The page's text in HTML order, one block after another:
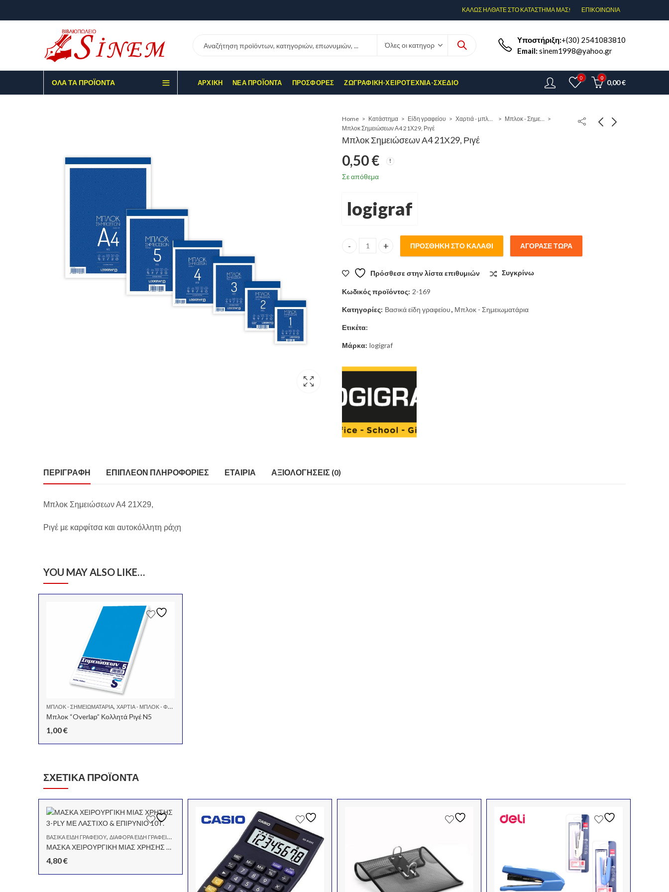
ΚΑΛΩΣ ΗΛΘΑΤΕ ΣΤΟ ΚΑΤΑΣΤΗΜΑ ΜΑΣ! ΕΠΙΚΟΙΝΩΝΊΑ
Υποστήριξη:+(30) 2541083810
Email: sinem1998@yahoo.gr
ΌΛΑ ΤΑ ΠΡΟΪΌΝΤΑ ΑΡΧΙΚΉ ΝΈΑ ΠΡΟΪΌΝΤΑ ΠΡΟΣΦΟΡΈΣ ΖΩΓΡΑΦΙΚΉ-ΧΕΙΡΟΤΕΧΝΊΑ-ΣΧΈΔΙΟ
0 0
0,00€
Home Κατάστημα Είδη γραφείου Χαρτιά - μπλόκ - φάκελοι
Μπλοκ - Σημειωματάρια
Μπλοκ Σημειώσεων Α4 21Χ29, Ριγέ
Μπλοκ Σημειώσεων Α4 21Χ29, Ριγέ
0,50€
Σε απόθεμα
logigraf
Μπλοκ Σημειώσεων Α4 21Χ29, Ριγέ quantity
ΠΡΟΣΘΉΚΗ ΣΤΟ ΚΑΛΆΘΙ ΑΓΌΡΑΣΕ ΤΏΡΑ
Πρόσθεσε στην λίστα επιθυμιών Συγκρίνω
Κωδικός προϊόντος: 2-169
Κατηγορίες: Βασικά είδη γραφείου, Μπλοκ - Σημειωματάρια
Ετικέτα:
Μάρκα: logigraf
ΠΕΡΙΓΡΑΦΉ ΕΠΙΠΛΈΟΝ ΠΛΗΡΟΦΟΡΊΕΣ ΕΤΑΙΡΊΑ ΑΞΙΟΛΟΓΉΣΕΙΣ (0)
Μπλοκ Σημειώσεων Α4 21Χ29,
Ριγέ με καρφίτσα και αυτοκόλλητη ράχη
YOU MAY ALSO LIKE…
ΜΠΛΟΚ - ΣΗΜΕΙΩΜΑΤΆΡΙΑ, ΧΑΡΤΙΆ - ΜΠΛΌΚ - ΦΆΚΕΛΟΙ
Μπλοκ “Overlap” Κολλητά Ριγέ N5
1,00€
ΣΧΕΤΙΚΆ ΠΡΟΪΌΝΤΑ
ΒΑΣΙΚΆ ΕΊΔΗ ΓΡΑΦΕΊΟΥ, ΔΙΆΦΟΡΑ ΕΊΔΗ ΓΡΑΦΕΊΟΥ
ΜΑΣΚΑ ΧΕΙΡΟΥΡΓΙΚΗ ΜΙΑΣ ΧΡΗΣΗΣ 3-PLY ΜΕ ΛΑΣΤΙΧΟ & ΕΠΙΡΥΝΙΟ 10Τ.
4,80€